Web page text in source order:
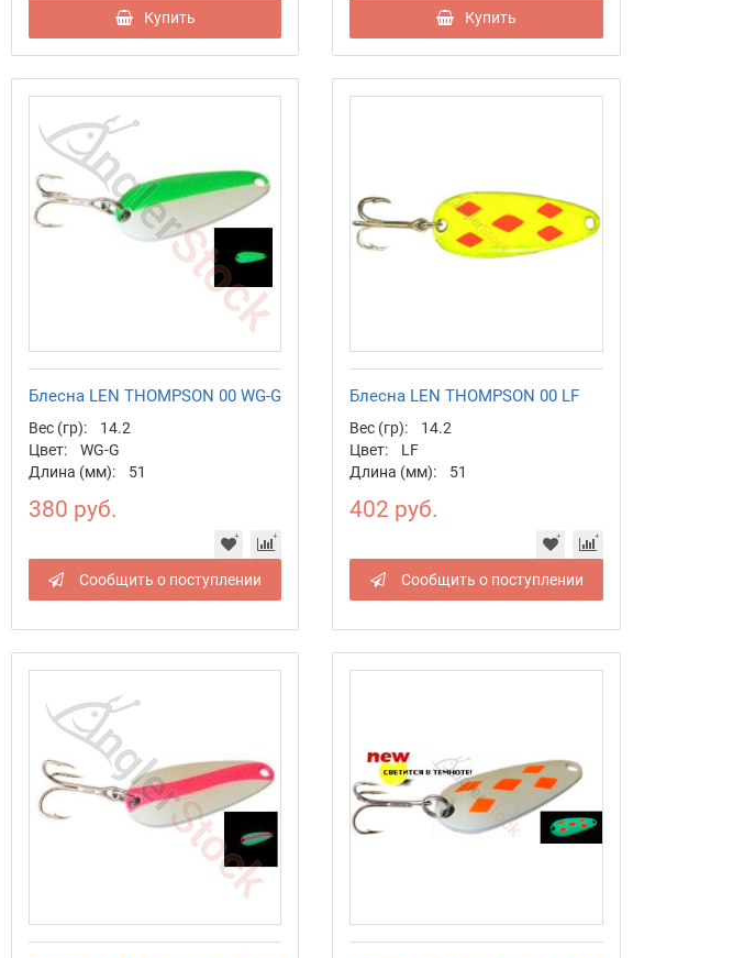
Купить Купить
Блесна LEN THOMPSON 00 WG-G
Вес (гр):
14.2
Цвет:
WG-G
Длина (мм):
51
380 руб.
Сообщить о поступлении
Блесна LEN THOMPSON 00 LF
Вес (гр):
14.2
Цвет:
LF
Длина (мм):
51
402 руб.
Сообщить о поступлении